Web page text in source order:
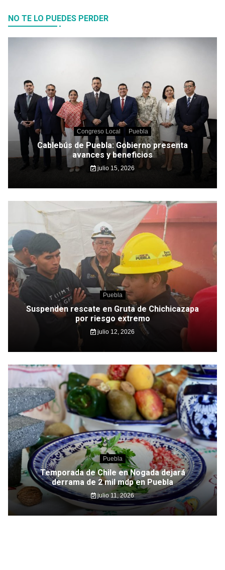
NO TE LO PUEDES PERDER
Congreso Local Puebla
Cablebús de Puebla: Gobierno presenta
avances y beneficios
julio 15, 2026
Puebla
Suspenden rescate en Gruta de Chichicazapa
por riesgo extremo
julio 12, 2026
Puebla
Temporada de Chile en Nogada dejará
derrama de 2 mil mdp en Puebla
julio 11, 2026